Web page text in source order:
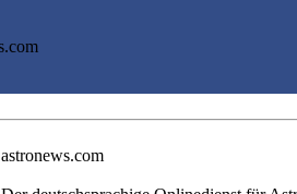
astronews.com